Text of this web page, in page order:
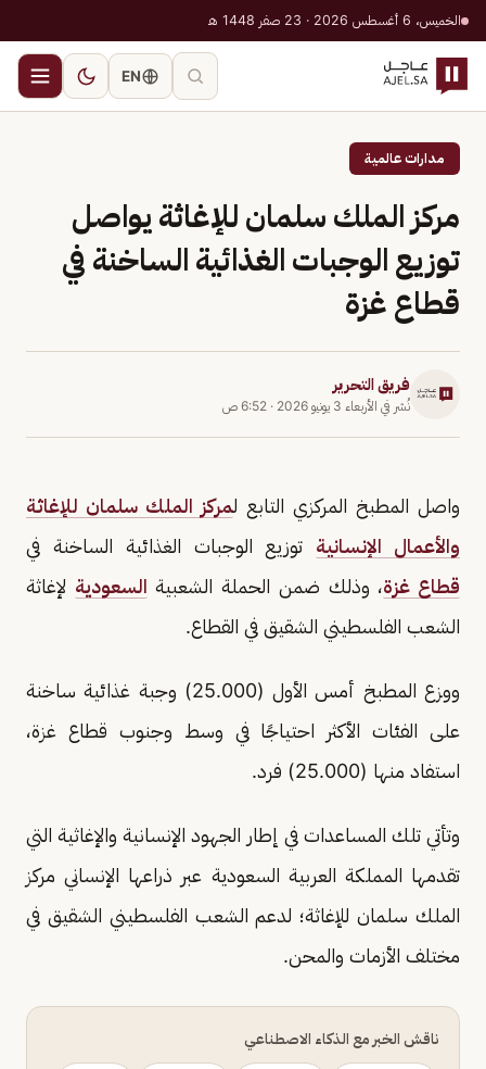
الخميس، 6 أغسطس 2026 · 23 صفر 1448 هـ
EN
مدارات عالمية
مركز الملك سلمان للإغاثة يواصل
توزيع الوجبات الغذائية الساخنة في
قطاع غزة
فريق التحرير
نُشر في الأربعاء 3 يونيو 2026 · 6:52 ص
واصل المطبخ المركزي التابع لمركز الملك سلمان للإغاثة
والأعمال الإنسانية توزيع الوجبات الغذائية الساخنة في
قطاع غزة، وذلك ضمن الحملة الشعبية السعودية لإغاثة
الشعب الفلسطيني الشقيق في القطاع.
ووزع المطبخ أمس الأول (25.000) وجبة غذائية ساخنة
على الفئات الأكثر احتياجًا في وسط وجنوب قطاع غزة،
استفاد منها (25.000) فرد.
وتأتي تلك المساعدات في إطار الجهود الإنسانية والإغاثية التي
تقدمها المملكة العربية السعودية عبر ذراعها الإنساني مركز
الملك سلمان للإغاثة؛ لدعم الشعب الفلسطيني الشقيق في
مختلف الأزمات والمحن.
ناقش الخبر مع الذكاء الاصطناعي